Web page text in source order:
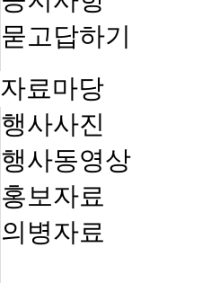
묻고답하기
자료마당
행사사진
행사동영상
홍보자료
의병자료